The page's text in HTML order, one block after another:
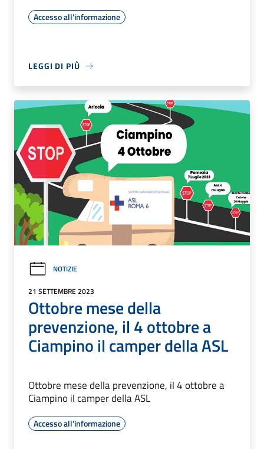
Accesso all'informazione
LEGGI DI PIÙ
NOTIZIE
21 SETTEMBRE 2023
Ottobre mese della
prevenzione, il 4 ottobre a
Ciampino il camper della ASL
Ottobre mese della prevenzione, il 4 ottobre a
Ciampino il camper della ASL
Accesso all'informazione